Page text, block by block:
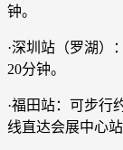
钟。
·深圳站（罗湖）
20分钟。
·福田站：可步行
线直达会展中心站